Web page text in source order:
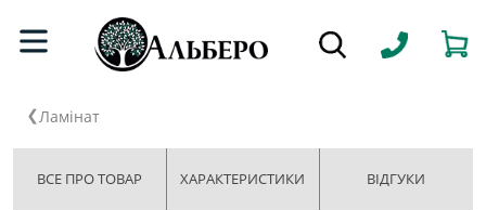
Ламінат
ВСЕ ПРО ТОВАР ХАРАКТЕРИСТИКИ ВІДГУКИ